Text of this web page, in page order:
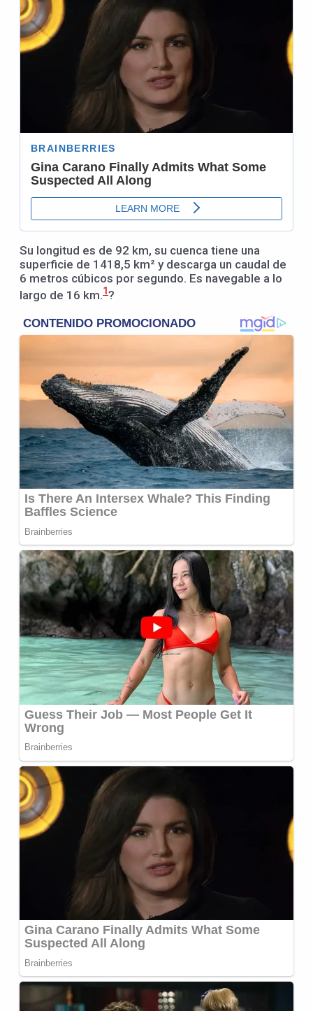
Su longitud es de 92 km, su cuenca tiene una
superficie de 1418,5 km² y descarga un caudal de
6 metros cúbicos por segundo. Es navegable a lo
largo de 16 km.1?